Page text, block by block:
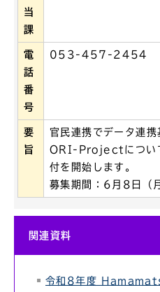
当
課
電
話
番
号
053-457-2454
要
旨
官民連携でデータ連
ORI-Projectについて
付を開始します。
募集期間：6月8日（
関連資料
令和8年度